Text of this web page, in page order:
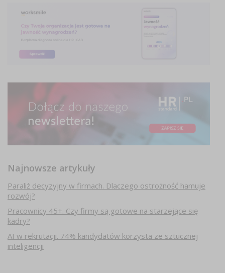
Najnowsze artykuły
Paraliż decyzyjny w firmach. Dlaczego ostrożność hamuje
rozwój?
Pracownicy 45+. Czy firmy są gotowe na starzejące się
kadry?
AI w rekrutacji. 74% kandydatów korzysta ze sztucznej
inteligencji